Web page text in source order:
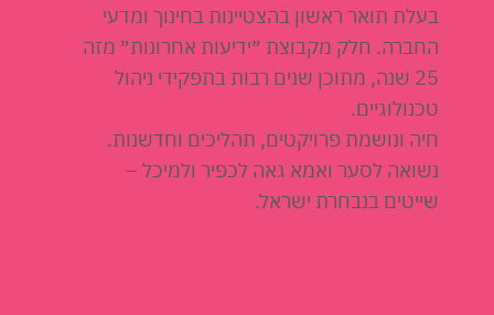
בעלת תואר ראשון בהצטיינות בחינוך ומדעי
החברה. חלק מקבוצת ״ידיעות אחרונות״ מזה
25 שנה, מתוכן שנים רבות בתפקידי ניהול
טכנולוגיים.
חיה ונושמת פרויקטים, תהליכים וחדשנות.
נשואה לסער ואמא גאה לכפיר ולמיכל –
שייטים בנבחרת ישראל.